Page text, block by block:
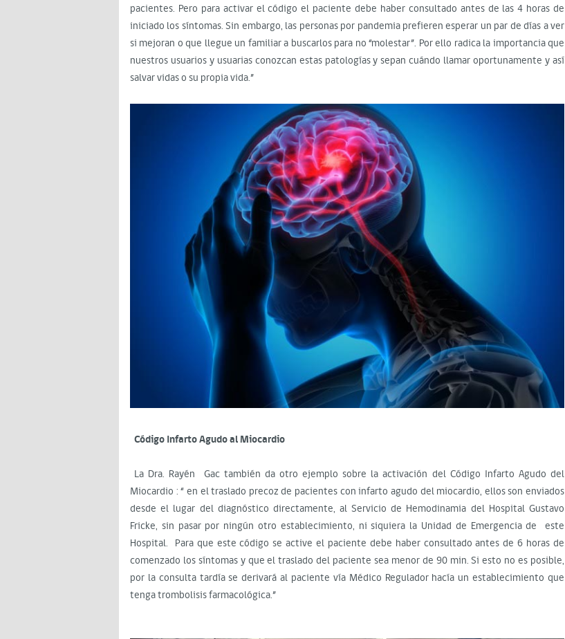
pacientes. Pero para activar el código el paciente debe haber consultado antes de las 4 horas de
iniciado los síntomas. Sin embargo, las personas por pandemia prefieren esperar un par de días a ver
si mejoran o que llegue un familiar a buscarlos para no “molestar”. Por ello radica la importancia que
nuestros usuarios y usuarias conozcan estas patologías y sepan cuándo llamar oportunamente y así
salvar vidas o su propia vida.”
Código Infarto Agudo al Miocardio
La Dra. Rayén Gac también da otro ejemplo sobre la activación del Código Infarto Agudo del
Miocardio : “ en el traslado precoz de pacientes con infarto agudo del miocardio, ellos son enviados
desde el lugar del diagnóstico directamente, al Servicio de Hemodinamia del Hospital Gustavo
Fricke, sin pasar por ningún otro establecimiento, ni siquiera la Unidad de Emergencia de este
Hospital. Para que este código se active el paciente debe haber consultado antes de 6 horas de
comenzado los síntomas y que el traslado del paciente sea menor de 90 min. Si esto no es posible,
por la consulta tardía se derivará al paciente vía Médico Regulador hacía un establecimiento que
tenga trombolisis farmacológica.”